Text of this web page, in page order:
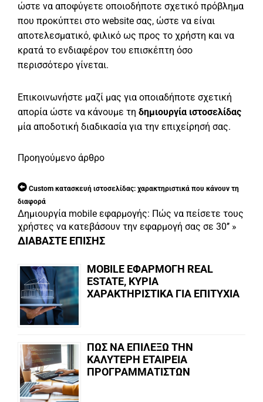
ώστε να αποφύγετε οποιοδήποτε σχετικό πρόβλημα
που προκύπτει στο website σας, ώστε να είναι
αποτελεσματικό, φιλικό ως προς το χρήστη και να
κρατά το ενδιαφέρον του επισκέπτη όσο
περισσότερο γίνεται.
Επικοινωνήστε μαζί μας για οποιαδήποτε σχετική
απορία ώστε να κάνουμε τη δημιουργία ιστοσελίδας
μία αποδοτική διαδικασία για την επιχείρησή σας.
Προηγούμενο άρθρο
Custom κατασκευή ιστοσελίδας: χαρακτηριστικά που κάνουν τη
διαφορά
Δημιουργία mobile εφαρμογής: Πώς να πείσετε τους
χρήστες να κατεβάσουν την εφαρμογή σας σε 30’’ »
ΔΙΑΒΑΣΤΕ ΕΠΙΣΗΣ
MOBILE ΕΦΑΡΜΟΓΗ REAL
ESTATE, ΚΥΡΙΑ
ΧΑΡΑΚΤΗΡΙΣΤΙΚΑ ΓΙΑ ΕΠΙΤΥΧΙΑ
ΠΩΣ ΝΑ ΕΠΙΛΕΞΩ ΤΗΝ
ΚΑΛΥΤΕΡΗ ΕΤΑΙΡΕΙΑ
ΠΡΟΓΡΑΜΜΑΤΙΣΤΩΝ